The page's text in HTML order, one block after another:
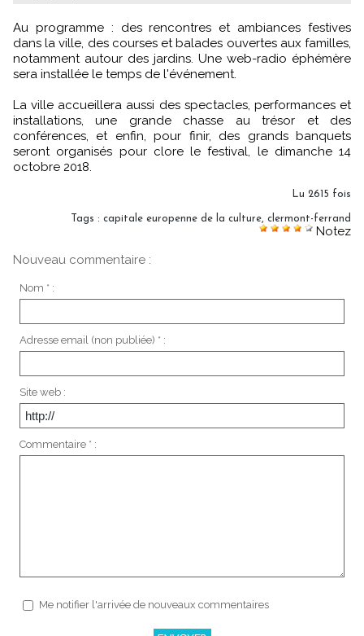
Au programme : des rencontres et ambiances festives
dans la ville, des courses et balades ouvertes aux familles,
notamment autour des jardins. Une web-radio éphémère
sera installée le temps de l'événement.
La ville accueillera aussi des spectacles, performances et
installations, une grande chasse au trésor et des
conférences, et enfin, pour finir, des grands banquets
seront organisés pour clore le festival, le dimanche 14
octobre 2018.
Lu 2615 fois
Tags : capitale europenne de la culture clermont-ferrand
Notez
Nouveau commentaire :
Nom * :
Adresse email (non publiée) * :
Site web :
Commentaire * :
Me notifier l'arrivée de nouveaux commentaires